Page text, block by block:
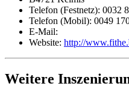
Telefon (Festnetz): 0032
Telefon (Mobil): 0049
E-Mail:
Website: http://
Weitere